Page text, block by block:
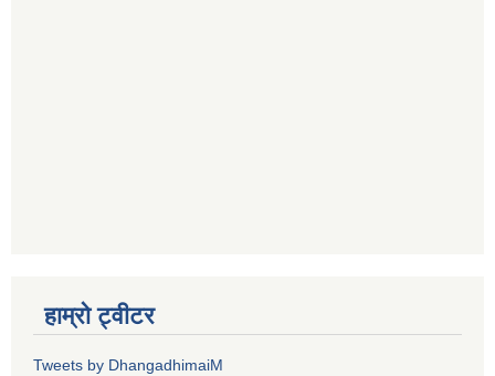
हाम्रो ट्वीटर
Tweets by DhangadhimaiM